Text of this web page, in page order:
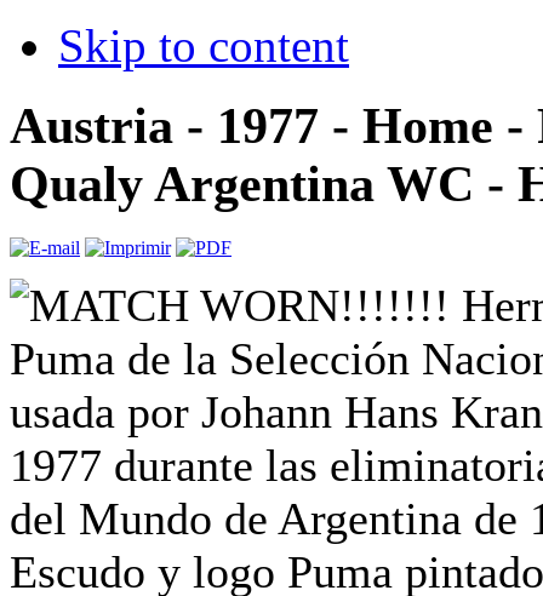
Skip to content
Austria - 1977 - Home -
Qualy Argentina WC -